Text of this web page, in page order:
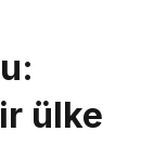
ülke